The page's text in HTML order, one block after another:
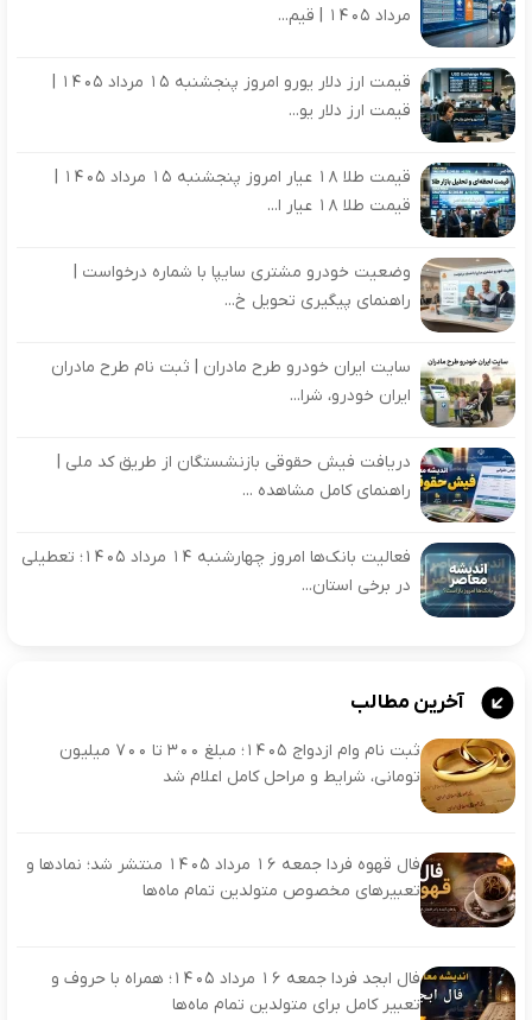
مرداد 1405 | قیم...
قیمت ارز دلار یورو امروز پنجشنبه 15 مرداد 1405 |
قیمت ارز دلار یو...
قیمت طلا 18 عیار امروز پنجشنبه 15 مرداد 1405 |
قیمت طلا 18 عیار ا...
وضعیت خودرو مشتری سایپا با شماره درخواست |
راهنمای پیگیری تحویل خ...
سایت ایران خودرو طرح مادران | ثبت نام طرح مادران
ایران خودرو، شرا...
دریافت فیش حقوقی بازنشستگان از طریق کد ملی |
راهنمای کامل مشاهده ...
فعالیت بانک‌ها امروز چهارشنبه ۱۴ مرداد ۱۴۰۵؛ تعطیلی
در برخی استان...
آخرین مطالب
ثبت نام وام ازدواج ۱۴۰۵؛ مبلغ ۳۰۰ تا ۷۰۰ میلیون
تومانی، شرایط و مراحل کامل اعلام شد
فال قهوه فردا جمعه ۱۶ مرداد ۱۴۰۵ منتشر شد؛ نمادها و
تعبیرهای مخصوص متولدین تمام ماه‌ها
فال ابجد فردا جمعه ۱۶ مرداد ۱۴۰۵؛ همراه با حروف و
تعبیر کامل برای متولدین تمام ماه‌ها